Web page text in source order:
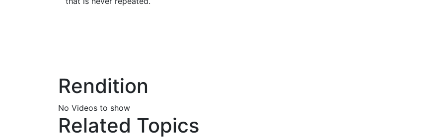
Rendition
No Videos to show
Related Topics